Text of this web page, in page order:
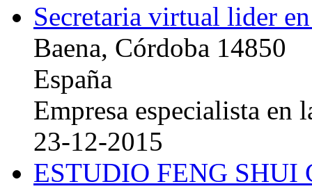
Secretaria virtual lider
Baena, Córdoba 14850
España
Empresa especialista en
23-12-2015
ESTUDIO FENG